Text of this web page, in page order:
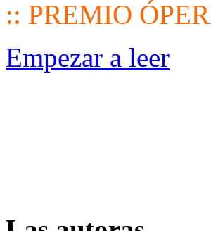
:: PREMIO
Empezar a leer